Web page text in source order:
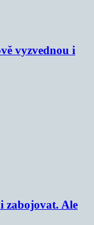
vyzvednou i
zabojovat. Ale